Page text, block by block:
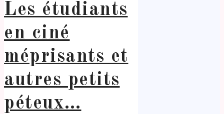
Les étudiants
en ciné
méprisants et
autres petits
péteux…